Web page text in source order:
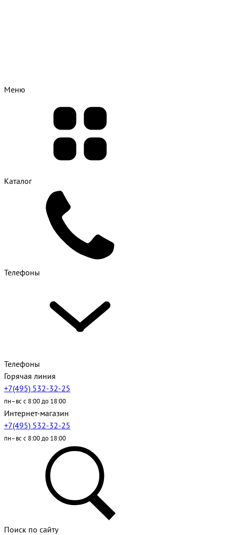
Меню
Каталог
Телефоны
Телефоны
Горячая линия
+7(495) 532-32-25
пн–вс с 8:00 до 18:00
Интернет-магазин
+7(495) 532-32-25
пн–вс с 8:00 до 18:00
Поиск по сайту